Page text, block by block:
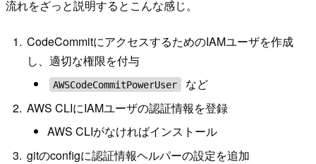
流れをざっと説明するとこんな感じ。
CodeCommitにアクセスするためのIAMユーザを作成
し、適切な権限を付与
AWSCodeCommitPowerUser
など
AWS CLIにIAMユーザの認証情報を登録
AWS CLIがなければインストール
gitのconfigに認証情報ヘルパーの設定を追加